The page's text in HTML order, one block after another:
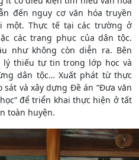
đến nguy cơ văn hóa truyền
một. Thực tế tại các trường ở
các trang phục của dân tộc.
như không còn diễn ra. Bên
lý thiếu tự tin trong lớp học và
dân tộc… Xuất phát từ thực
và xây dựng Đề án “Đưa văn
để triển khai thực hiện ở tất
toàn huyện.